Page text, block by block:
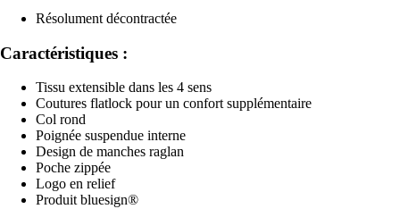
Résolument décontractée
Caractéristiques :
Tissu extensible dans les 4 sens
Coutures flatlock pour un confort supplémentaire
Col rond
Poignée suspendue interne
Design de manches raglan
Poche zippée
Logo en relief
Produit bluesign®